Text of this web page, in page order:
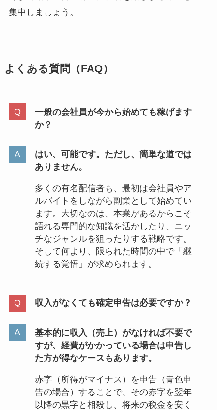
集中しましょう。
よくある質問（FAQ）
一般の会社員が今から始めても稼げます
か？
はい、可能です。ただし、簡単な道では
ありません。
多くの有名配信者も、最初は会社員やア
ルバイトをしながら副業として始めてい
ます。大切なのは、本業があるからこそ
語れる専門的な知識を活かしたり、ニッ
チなジャンルを狙ったりする戦略です。
そして何より、限られた時間の中で「継
続する覚悟」が求められます。
収入がなくても確定申告は必要ですか？
基本的に収入（売上）がなければ不要で
すが、経費がかかっている場合は申告し
た方が得なケースもあります。
赤字（所得がマイナス）を申告（青色申
告の場合）することで、その赤字を翌年
以降の黒字と相殺し、将来の税金を安く